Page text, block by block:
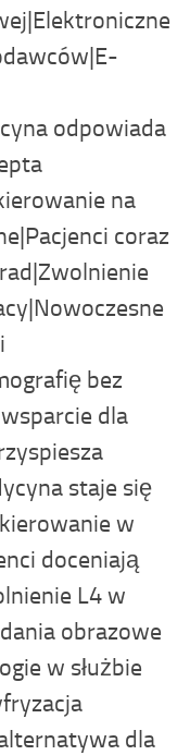
odpowiada
na
coraz
bez
dla
staje się
w
doceniają
L4 w
obrazowe
w służbie
dla